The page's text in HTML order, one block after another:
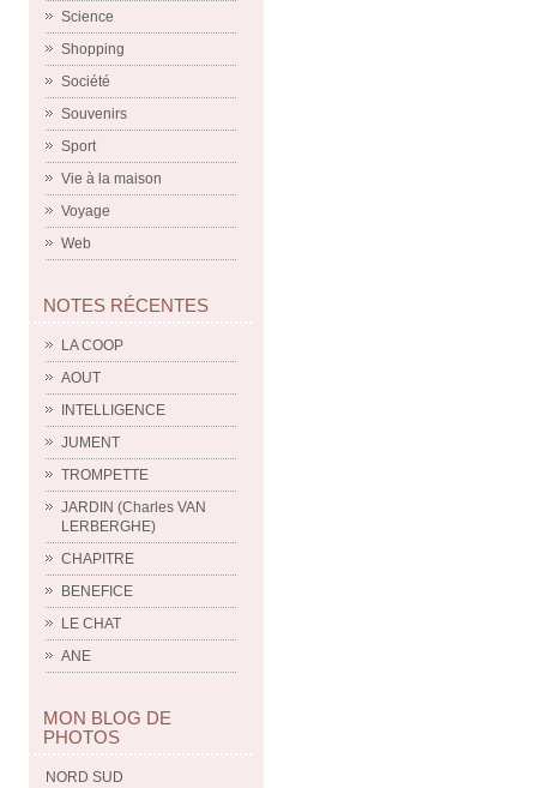
Science
Shopping
Société
Souvenirs
Sport
Vie à la maison
Voyage
Web
NOTES RÉCENTES
LA COOP
AOUT
INTELLIGENCE
JUMENT
TROMPETTE
JARDIN (Charles VAN
LERBERGHE)
CHAPITRE
BENEFICE
LE CHAT
ANE
MON BLOG DE
PHOTOS
NORD SUD